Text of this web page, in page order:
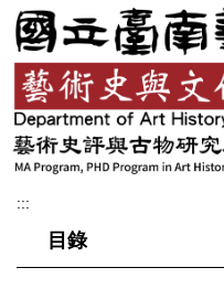
跳
到
主
要
內
容
區
:::
目錄